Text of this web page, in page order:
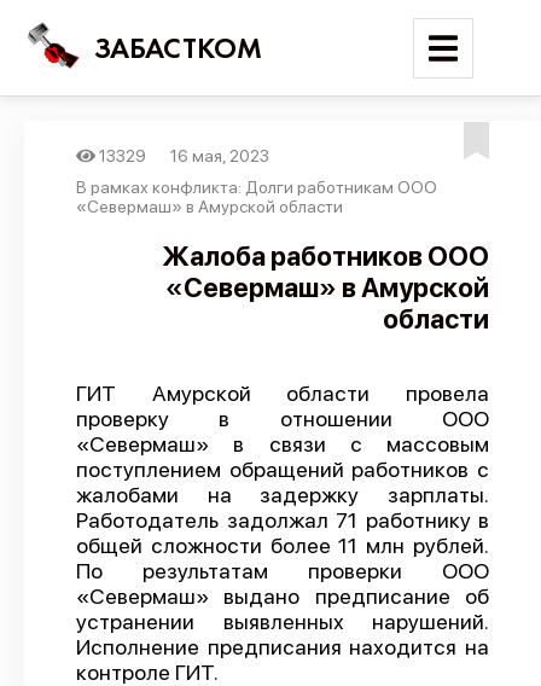
ЗАБАСТКОМ
Войти
Поиск
Новости
Отчеты
Предложить публикацию
Справочник
API
О проекте
Политика конфиденциальности
13329
16 мая, 2023
В рамках конфликта: Долги работникам ООО
«Севермаш» в Амурской области
Жалоба работников ООО
«Севермаш» в Амурской
области
ГИТ Амурской области провела
проверку в отношении ООО
«Севермаш» в связи с массовым
поступлением обращений работников с
жалобами на задержку зарплаты.
Работодатель задолжал 71 работнику в
общей сложности более 11 млн рублей.
По результатам проверки ООО
«Севермаш» выдано предписание об
устранении выявленных нарушений.
Исполнение предписания находится на
контроле ГИТ.